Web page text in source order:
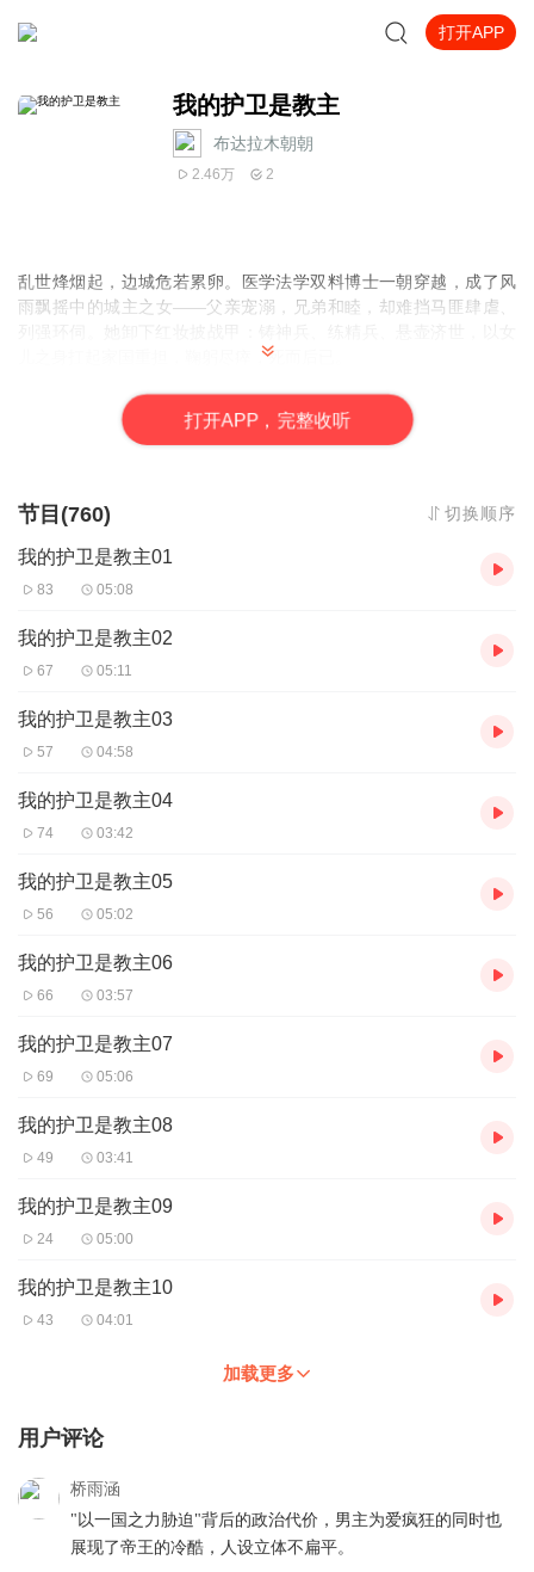
打开APP
我的护卫是教主
布达拉木朝朝
2.46万 2
乱世烽烟起，边城危若累卵。医学法学双料博士一朝穿越，成了风
雨飘摇中的城主之女——父亲宠溺，兄弟和睦，却难挡马匪肆虐、
儿之身扛起家国重担，鞠躬尽瘁，死而后已。
变质。当她披嫁衣另许他人，他撕碎伪装，以江山为聘、举国为
胁，霸道抢婚囚她为后。这天下太平她拼死守护，最终却换来一场
打开APP，完整收听
节目(760) 切换顺序
我的护卫是教主01
83 05:08
我的护卫是教主02
67 05:11
我的护卫是教主03
57 04:58
我的护卫是教主04
74 03:42
我的护卫是教主05
56 05:02
我的护卫是教主06
66 03:57
我的护卫是教主07
69 05:06
我的护卫是教主08
49 03:41
我的护卫是教主09
24 05:00
我的护卫是教主10
43 04:01
加载更多
用户评论
桥雨涵
"以一国之力胁迫"背后的政治代价，男主为爱疯狂的同时也
展现了帝王的冷酷，人设立体不扁平。